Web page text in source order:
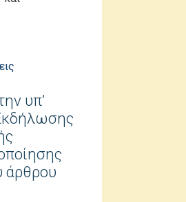
υπ’
άρθρου